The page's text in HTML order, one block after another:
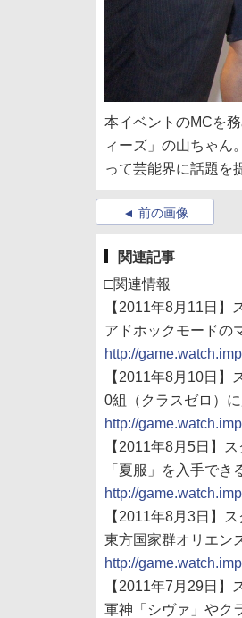
本イベントのMCを
ィーズ」の山ちゃん
って芸能界に話題を
前の画像
関連記事
□関連情報
【2011年8月11日】
アドホックモードの
http://
【2011年8月10日】
0組（クラスゼロ）
http://
【2011年8月5日】
「夏服」を入手でき
http://
【2011年8月3日】
東方国家群オリエン
http://
【2011年7月29日】
軍神「シヴァ」やク